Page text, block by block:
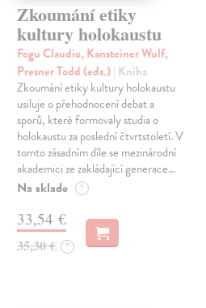
Zkoumání etiky
kultury holokaustu
Fogu Claudio, Kansteiner Wulf,
Presner Todd (eds.)| Kniha
Zkoumání etiky kultury holokaustu
usiluje o přehodnocení debat a
sporů, které formovaly studia o
holokaustu za poslední čtvrtstoletí. V
tomto zásadním díle se mezinárodní
akademici ze zakládající generace…
Na sklade ?
33,54 €
35,30 € ?